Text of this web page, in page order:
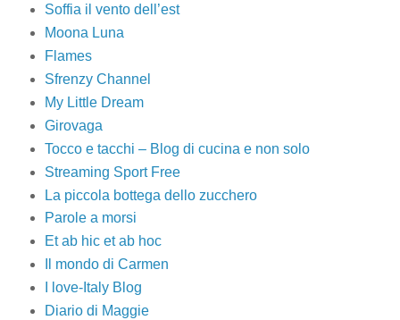
Soffia il vento dell’est
Moona Luna
Flames
Sfrenzy Channel
My Little Dream
Girovaga
Tocco e tacchi – Blog di cucina e non solo
Streaming Sport Free
La piccola bottega dello zucchero
Parole a morsi
Et ab hic et ab hoc
Il mondo di Carmen
I love-Italy Blog
Diario di Maggie